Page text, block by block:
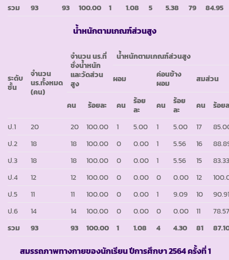
รวม 93 93 100.00 1 1.08 5 5.38 79 84.95
น้ำหนักตามเกณฑ์ส่วนสูง
ระดับ
ชั้น
จำนวน
นร.ทั้งหมด
(คน)
จำนวน นร.ที่
ชั่งน้ำหนัก
และวัดส่วน
สูง
น้ำหนักตามเกณฑ์ส่วนสูง
ผอม
ค่อนข้าง
ผอม
สมส่วน
คน ร้อยละ คน
ร้อย
ละ
คน
ร้อย
ละ
คน
ร้อย
ป.1
20 20 100.00 1 5.00 1 5.00 17
ป.2
18 18 100.00 0 0.00 1 5.56 16
ป.3
18 18 100.00 0 0.00 1 5.56 15
ป.4
12 12 100.00 0 0.00 0 0.00 12
ป.5
11 11 100.00 0 0.00 1 9.09 10
ป.6
14 14 100.00 0 0.00 0 0.00 11
รวม
93 93 100.00 1 1.08 4 4.30 81
สมรรถภาพทางกายของนักเรียน ปีการศึกษา2564 ครั้งที่ 1